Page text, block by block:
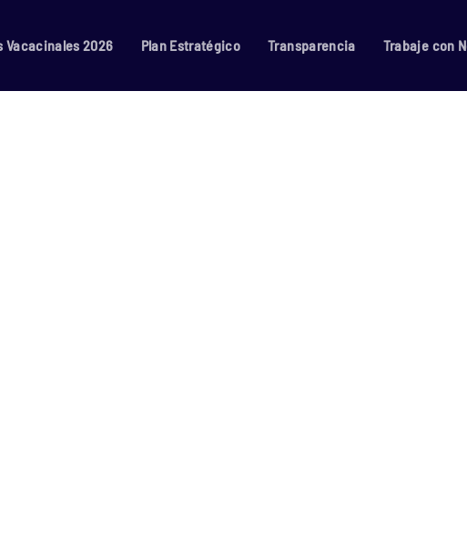
Vacacinales 2026 Plan Estratégico Transparencia Trabaje con